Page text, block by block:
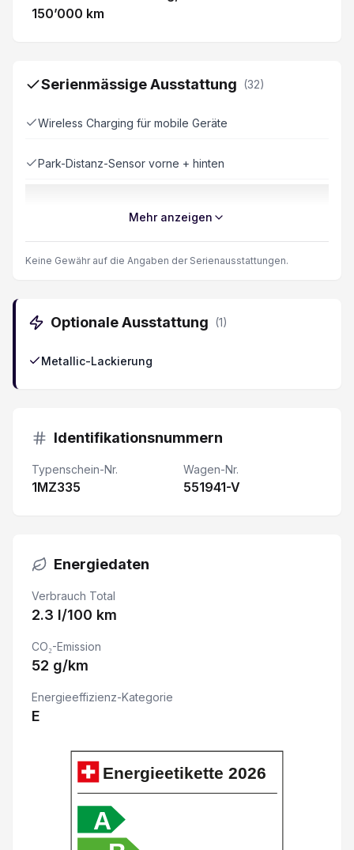
150’000 km
Serienmässige Ausstattung (32)
Wireless Charging für mobile Geräte
Park-Distanz-Sensor vorne + hinten
Geschwindigkeitslimit Assistent
LED Tagfahrlicht
Rückfahrkamera
Leichtmetallfelgen 20"
Vehicle to Load V2L
Adaptive Geschwindigkeitsregelung ACC
Keyless Entry System
Vordersitze belüftet
Apple Car Play/ Android Auto
Automatisch abblendbarer Innenspiegel
Mehr anzeigen
Keine Gewähr auf die Angaben der Serienausstattungen.
Optionale Ausstattung (1)
Metallic-Lackierung
Identifikationsnummern
Typenschein-Nr.
1MZ335
Wagen-Nr.
551941-V
Energiedaten
Verbrauch Total
2.3 l/100 km
CO₂-Emission
52 g/km
Energieeffizienz-Kategorie
E
A
Energieetikette 2026